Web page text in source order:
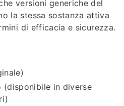
versioni generiche del
la stessa sostanza attiva
di efficacia e sicurezza.
(disponibile in diverse